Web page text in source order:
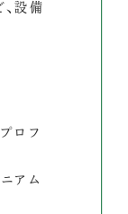
設備
ロフ
アム